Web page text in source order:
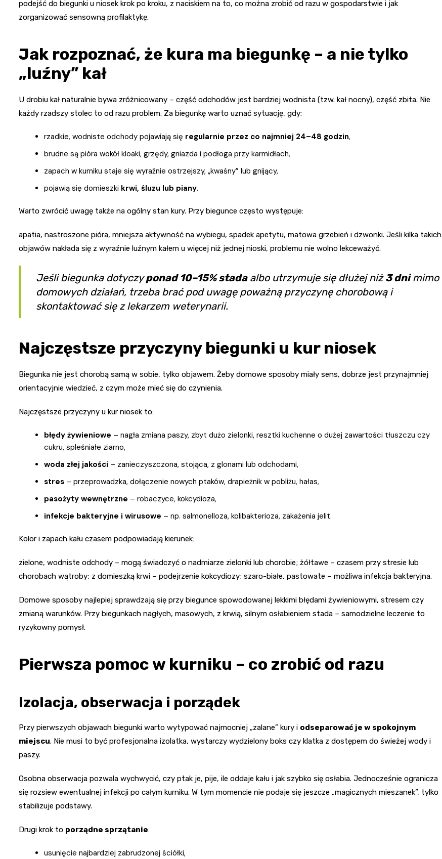
podejść do biegunki u niosek krok po kroku, z naciskiem na to, co można zrobić od razu w gospodarstwie i jak
zorganizować sensowną profilaktykę.
Jak rozpoznać, że kura ma biegunkę – a nie tylko
„luźny” kał
U drobiu kał naturalnie bywa zróżnicowany – część odchodów jest bardziej wodnista (tzw. kał nocny), część zbita. Nie
każdy rzadszy stolec to od razu problem. Za biegunkę warto uznać sytuację, gdy:
rzadkie, wodniste odchody pojawiają się regularnie przez co najmniej 24–48 godzin,
brudne są pióra wokół kloaki, grzędy, gniazda i podłoga przy karmidłach,
zapach w kurniku staje się wyraźnie ostrzejszy, „kwaśny” lub gnijący,
pojawią się domieszki krwi, śluzu lub piany.
Warto zwrócić uwagę także na ogólny stan kury. Przy biegunce często występuje:
apatia, nastroszone pióra, mniejsza aktywność na wybiegu, spadek apetytu, matowa grzebień i dzwonki. Jeśli kilka takich
objawów nakłada się z wyraźnie luźnym kałem u więcej niż jednej nioski, problemu nie wolno lekceważyć.
Jeśli biegunka dotyczyponad 10–15% stadaalbo utrzymuje się dłużej niż3 dnimimo
domowych działań, trzeba brać pod uwagę poważną przyczynę chorobową i
skontaktować się z lekarzem weterynarii.
Najczęstsze przyczyny biegunki u kur niosek
Biegunka nie jest chorobą samą w sobie, tylko objawem. Żeby domowe sposoby miały sens, dobrze jest przynajmniej
orientacyjnie wiedzieć, z czym może mieć się do czynienia.
Najczęstsze przyczyny u kur niosek to:
błędy żywieniowe – nagła zmiana paszy, zbyt dużo zielonki, resztki kuchenne o dużej zawartości tłuszczu czy
cukru, spleśniałe ziarno,
woda złej jakości – zanieczyszczona, stojąca, z glonami lub odchodami,
stres – przeprowadzka, dołączenie nowych ptaków, drapieżnik w pobliżu, hałas,
pasożyty wewnętrzne – robaczyce, kokcydioza,
infekcje bakteryjne i wirusowe – np. salmonelloza, kolibakterioza, zakażenia jelit.
Kolor i zapach kału czasem podpowiadają kierunek:
zielone, wodniste odchody – mogą świadczyć o nadmiarze zielonki lub chorobie; żółtawe – czasem przy stresie lub
chorobach wątroby; z domieszką krwi – podejrzenie kokcydiozy; szaro-białe, pastowate – możliwa infekcja bakteryjna.
Domowe sposoby najlepiej sprawdzają się przy biegunce spowodowanej lekkimi błędami żywieniowymi, stresem czy
zmianą warunków. Przy biegunkach nagłych, masowych, z krwią, silnym osłabieniem stada – samodzielne leczenie to
ryzykowny pomysł.
Pierwsza pomoc w kurniku – co zrobić od razu
Izolacja, obserwacja i porządek
Przy pierwszych objawach biegunki warto wytypować najmocniej „zalane” kury i odseparować je w spokojnym
miejscu. Nie musi to być profesjonalna izolatka, wystarczy wydzielony boks czy klatka z dostępem do świeżej wody i
paszy.
Osobna obserwacja pozwala wychwycić, czy ptak je, pije, ile oddaje kału i jak szybko się osłabia. Jednocześnie ogranicza
się rozsiew ewentualnej infekcji po całym kurniku. W tym momencie nie podaje się jeszcze „magicznych mieszanek”, tylko
stabilizuje podstawy.
Drugi krok to porządne sprzątanie:
usunięcie najbardziej zabrudzonej ściółki,